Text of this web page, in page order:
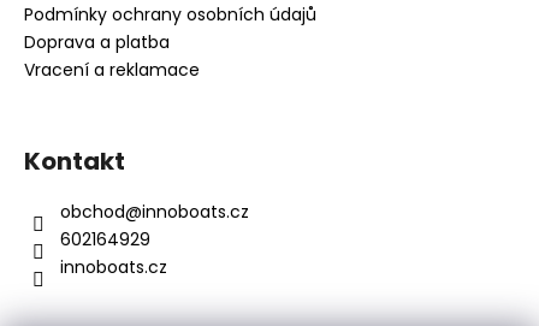
Podmínky ochrany osobních údajů
Doprava a platba
Vracení a reklamace
Kontakt
obchod@innoboats.cz
602164929
innoboats.cz